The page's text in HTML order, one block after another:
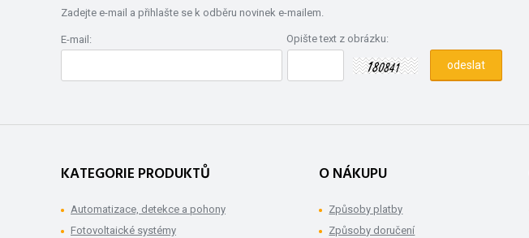
Zadejte e-mail a přihlašte se k odběru novinek e-mailem.
E-mail: Opište text z obrázku:
KATEGORIE PRODUKTŮ
Automatizace, detekce a pohony
Fotovoltaické systémy
O NÁKUPU
Způsoby platby
Způsoby doručení